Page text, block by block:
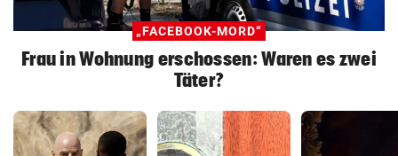
„FACEBOOK-MORD“
Frau in Wohnung erschossen: Waren es zwei
Täter?